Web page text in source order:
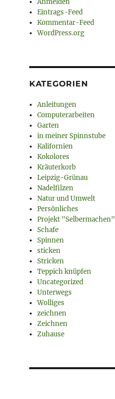
Anmelden
Eintrags-Feed
Kommentar-Feed
WordPress.org
KATEGORIEN
Anleitungen
Computerarbeiten
Garten
in meiner Spinnstube
Kalifornien
Kokolores
Kräuterkorb
Leipzig-Grünau
Nadelfilzen
Natur und Umwelt
Persönliches
Projekt "Selbermachen"
Schafe
Spinnen
sticken
Stricken
Teppich knüpfen
Uncategorized
Unterwegs
Wolliges
zeichnen
Zeichnen
Zuhause